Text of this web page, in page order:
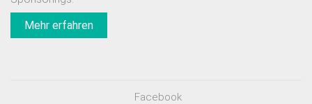
Mehr erfahren
Facebook